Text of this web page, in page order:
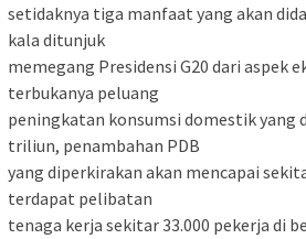
setidaknya tiga manfaat yang akan
kala ditunjuk
memegang Presidensi G20 dari aspek
terbukanya peluang
peningkatan konsumsi domestik yang
triliun, penambahan PDB
yang diperkirakan akan mencapai
terdapat pelibatan
tenaga kerja sekitar 33.000 pekerja di